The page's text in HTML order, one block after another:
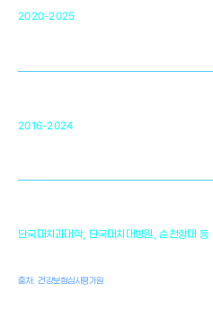
2020-2025
2016-2024
단국대치과대학, 단국대치대병원, 순천향대 등
출처: 건강보험심사평가원